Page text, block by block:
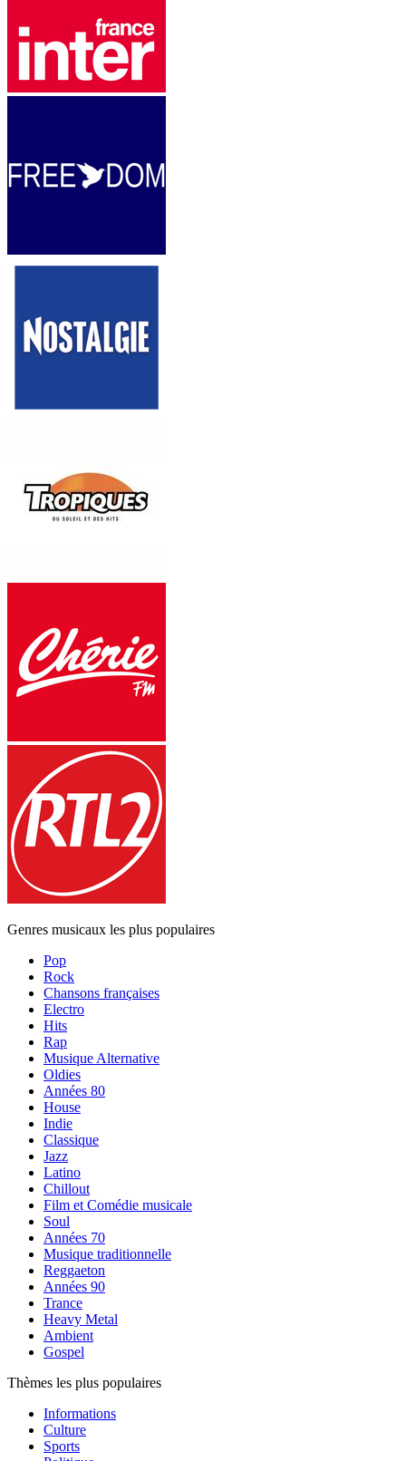
Genres musicaux les plus populaires
Pop
Rock
Chansons françaises
Electro
Hits
Rap
Musique Alternative
Oldies
Années 80
House
Indie
Classique
Jazz
Latino
Chillout
Film et Comédie musicale
Soul
Années 70
Musique traditionnelle
Reggaeton
Années 90
Trance
Heavy Metal
Ambient
Gospel
Thèmes les plus populaires
Informations
Culture
Sports